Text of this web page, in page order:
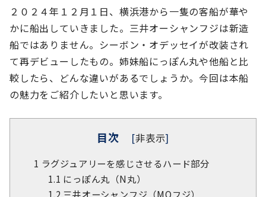
２０２４年１２月１日、横浜港から一隻の客船が華や
かに船出していきました。三井オーシャンフジは新造
船ではありません。シーボン・オデッセイが改装され
て再デビューしたもの。姉妹船にっぽん丸や他船と比
較したら、どんな違いがあるでしょうか。今回は本船
の魅力をご紹介したいと思います。
目次 [非表示]
1 ラグジュアリーを感じさせるハード部分
1.1 にっぽん丸（N丸）
1.2 三井オーシャンフジ（MOフジ）